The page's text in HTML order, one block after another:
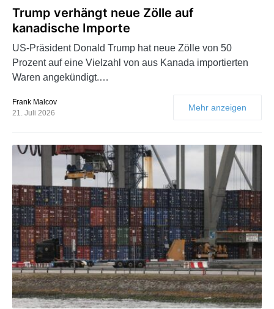
Trump verhängt neue Zölle auf
kanadische Importe
US-Präsident Donald Trump hat neue Zölle von 50
Prozent auf eine Vielzahl von aus Kanada importierten
Waren angekündigt.…
Frank Malcov
21. Juli 2026
Mehr anzeigen